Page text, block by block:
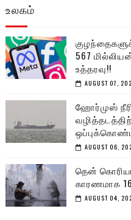
உலகம்
567
உத்தரவு!!
AUGUST 07,
ஹோர்முஸ்
AUGUST 06,
தென்
காரணமாக 16
AUGUST 04,